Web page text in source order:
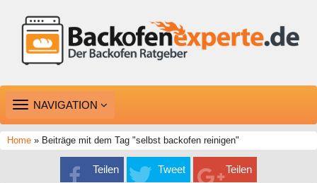
TOGGLE
NAVIGATION
Home » Beiträge mit dem Tag "selbst backofen reinigen"
Teilen Tweet Teilen